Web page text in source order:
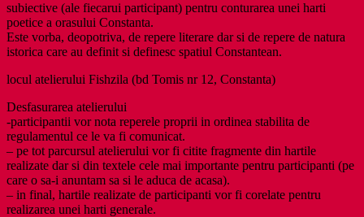
subiective (ale fiecarui participant) pentru conturarea unei harti
poetice a orasului Constanta.
Este vorba, deopotriva, de repere literare dar si de repere de natura
istorica care au definit si definesc spatiul Constantean.
locul atelierului Fishzila (bd Tomis nr 12, Constanta)
Desfasurarea atelierului
-participantii vor nota reperele proprii in ordinea stabilita de
regulamentul ce le va fi comunicat.
– pe tot parcursul atelierului vor fi citite fragmente din hartile
realizate dar si din textele cele mai importante pentru participanti (pe
care o sa-i anuntam sa si le aduca de acasa).
– in final, hartile realizate de participanti vor fi corelate pentru
realizarea unei harti generale.